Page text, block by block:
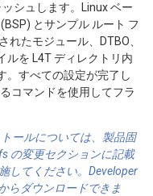
シュします。Linux ベー
とサンプル ルート フ
れたモジュール、DTBO、
ルを L4T ディレクトリ内
。すべての設定が完了し
コマンドを使用してフラ
ールについては、製品固
の変更セクションに記載
してください。Developer
らダウンロードできま